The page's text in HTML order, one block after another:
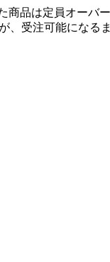
商品は定員オーバ
、受注可能になる